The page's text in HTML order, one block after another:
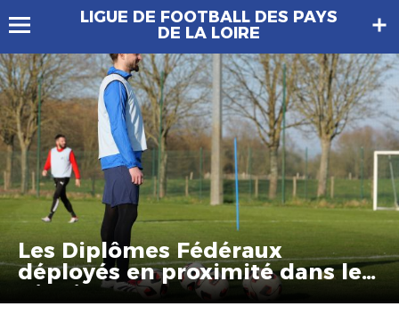
LIGUE DE FOOTBALL DES PAYS
DE LA LOIRE
Les Diplômes Fédéraux
déployés en proximité dans les
Districts